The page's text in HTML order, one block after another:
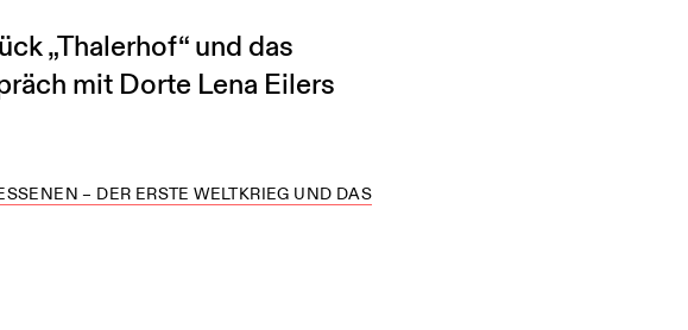
„Thalerhof“ und das
mit Dorte Lena Eilers
– DER ERSTE WELTKRIEG UND DAS